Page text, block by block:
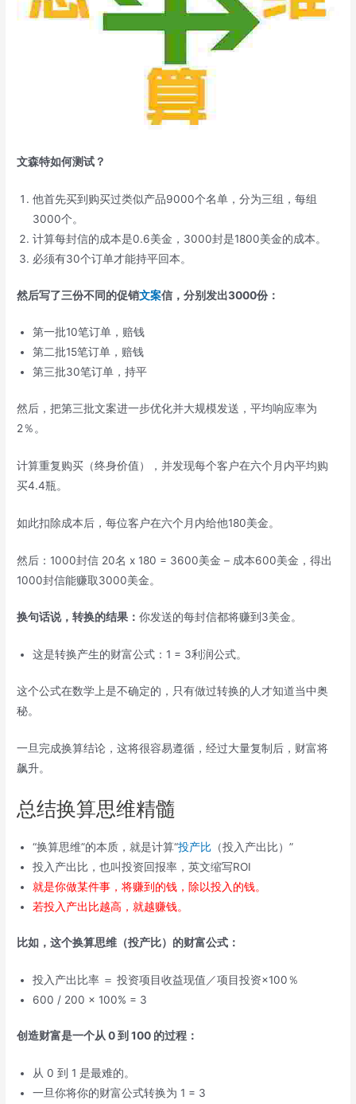
文森特如何测试？
他首先买到购买过类似产品9000个名单，分为三组，每组
3000个。
计算每封信的成本是0.6美金，3000封是1800美金的成本。
必须有30个订单才能持平回本。
然后写了三份不同的促销文案信，分别发出3000份：
第一批10笔订单，赔钱
第二批15笔订单，赔钱
第三批30笔订单，持平
然后，把第三批文案进一步优化并大规模发送，平均响应率为
2％。
计算重复购买（终身价值），并发现每个客户在六个月内平均购
买4.4瓶。
如此扣除成本后，每位客户在六个月内给他180美金。
然后：1000封信 20名 x 180 = 3600美金 – 成本600美金，得出
1000封信能赚取3000美金。
换句话说，转换的结果：你发送的每封信都将赚到3美金。
这是转换产生的财富公式：1 = 3利润公式。
这个公式在数学上是不确定的，只有做过转换的人才知道当中奥
秘。
一旦完成换算结论，这将很容易遵循，经过大量复制后，财富将
飙升。
总结换算思维精髓
“换算思维”的本质，就是计算“投产比 （投入产出比）”
投入产出比，也叫投资回报率，英文缩写ROI
就是你做某件事，将赚到的钱，除以投入的钱。
若投入产出比越高，就越赚钱。
比如，这个换算思维（投产比）的财富公式：
投入产出比率 ＝ 投资项目收益现值／项目投资×100％
600 / 200 x 100% = 3
创造财富是一个从 0 到 100 的过程：
从 0 到 1 是最难的。
一旦你将你的财富公式转换为 1 = 3